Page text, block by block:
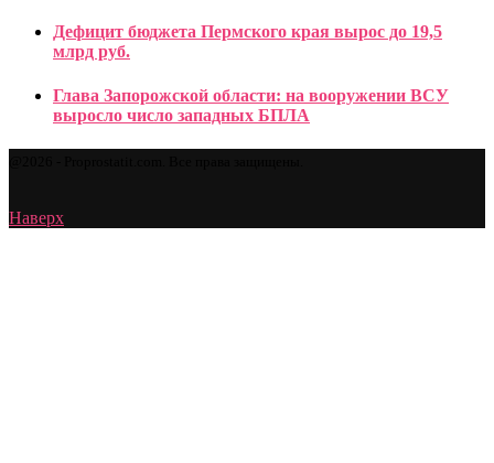
Дефицит бюджета Пермского края вырос до 19,5
млрд руб.
Глава Запорожской области: на вооружении ВСУ
выросло число западных БПЛА
Наверх